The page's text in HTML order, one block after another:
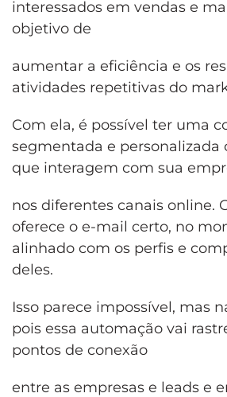
interessados em vendas e
objetivo de
aumentar a eficiência e os
atividades repetitivas do
Com ela, é possível ter uma
segmentada e personalizada
que interagem com sua
nos diferentes canais online.
oferece o e-mail certo, no
alinhado com os perfis e
deles.
Isso parece impossível, mas
pois essa automação vai
pontos de conexão
entre as empresas e leads e